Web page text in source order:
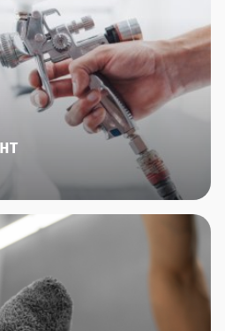
сложности, работы с
работы (и даже
замена стекол,
- все это мы умеем и
центре малярно-кузовного
Приезжайте. Вам